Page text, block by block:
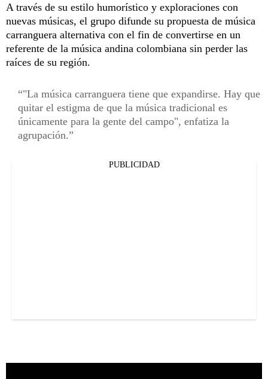
A través de su estilo humorístico y exploraciones con
nuevas músicas, el grupo difunde su propuesta de música
carranguera alternativa con el fin de convertirse en un
referente de la música andina colombiana sin perder las
raíces de su región.
"La música carranguera tiene que expandirse. Hay que
quitar el estigma de que la música tradicional es
únicamente para la gente del campo", enfatiza la
agrupación.
PUBLICIDAD